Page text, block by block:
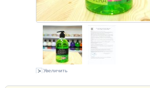
Увеличить